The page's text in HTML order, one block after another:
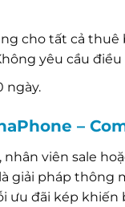
cho tất cả thuê
yêu cầu
ngày.
–
viên sale
giải pháp thông
ưu đãi kép